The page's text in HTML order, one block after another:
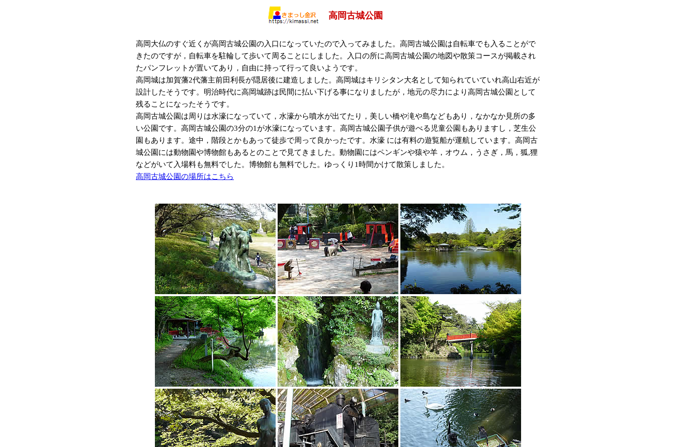
高岡古城公園
高岡大仏のすぐ近くが高岡古城公園の入口になっていたので入ってみました。高岡古城公園は自転車でも入ることがで
きたのですが，自転車を駐輪して歩いて周ることにしました。入口の所に高岡古城公園の地図や散策コースが掲載され
たパンフレットが置いてあり，自由に持って行って良いようです。
高岡城は加賀藩2代藩主前田利長が隠居後に建造しました。高岡城はキリシタン大名として知られていていれ高山右近が
設計したそうです。明治時代に高岡城跡は民間に払い下げる事になりましたが，地元の尽力により高岡古城公園として
残ることになったそうです。
高岡古城公園は周りは水濠になっていて，水濠から噴水が出てたり，美しい橋や滝や島などもあり，なかなか見所の多
い公園です。高岡古城公園の3分の1が水濠になっています。高岡古城公園子供が遊べる児童公園もありますし，芝生公
園もあります。途中，階段とかもあって徒歩で周って良かったです。水濠 には有料の遊覧船が運航しています。高岡古
城公園には動物園や博物館もあるとのことで見てきました。動物園にはペンギンや猿や羊，オウム，うさぎ，馬，狐,狸
などがいて入場料も無料でした。博物館も無料でした。ゆっくり1時間かけて散策しました。
高岡古城公園の場所はこちら